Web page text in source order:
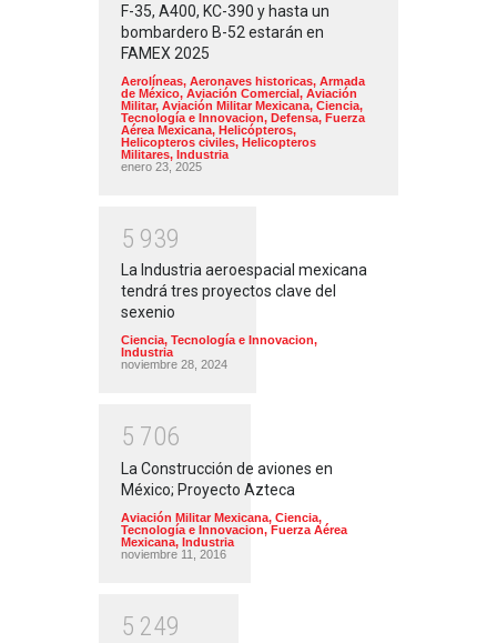
F-35, A400, KC-390 y hasta un
bombardero B-52 estarán en
FAMEX 2025
Aerolíneas, Aeronaves historicas, Armada
de México, Aviación Comercial, Aviación
Militar, Aviación Militar Mexicana, Ciencia,
Tecnología e Innovacion, Defensa, Fuerza
Aérea Mexicana, Helicópteros,
Helicopteros civiles, Helicopteros
Militares, Industria
enero 23, 2025
5 939
La Industria aeroespacial mexicana
tendrá tres proyectos clave del
sexenio
Ciencia, Tecnología e Innovacion,
Industria
noviembre 28, 2024
5 706
La Construcción de aviones en
México; Proyecto Azteca
Aviación Militar Mexicana, Ciencia,
Tecnología e Innovacion, Fuerza Aérea
Mexicana, Industria
noviembre 11, 2016
5 249